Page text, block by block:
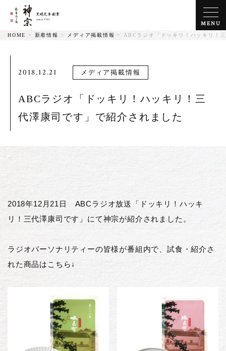
MENU
HOME > 新着情報 > メディア掲載情報 > ABCラジオ「ドッキリ！ハッキリ！
2018.12.21 メディア掲載情報
ABCラジオ「ドッキリ！ハッキリ！三
代澤康司です」で紹介されました
2018年12月21日 ABCラジオ放送「ドッキリ！ハッキ
リ！三代澤康司です」 にて神宗が紹介されました。
ラジオパーソナリティーの皆様が番組内で、試食・紹介さ
れた商品はこちら↓